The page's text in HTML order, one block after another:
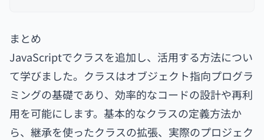
まとめ
JavaScriptでクラスを追加し、活用する方法につい
て学びました。クラスはオブジェクト指向プログラ
ミングの基礎であり、効率的なコードの設計や再利
用を可能にします。基本的なクラスの定義方法か
ら、継承を使ったクラスの拡張、実際のプロジェク